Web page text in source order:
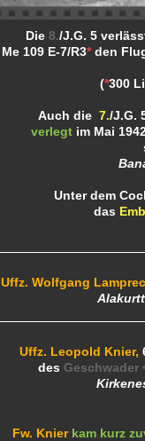
Die 8./J.G. 5
Me 109 E-7/R3* den
(*300
Auch die 7./J.G.
verlegt im Mai
Unter dem
das
Uffz. Wolfgang
Uffz. Leopold Knier,
des Geschwader
Fw. Knier kam kurz